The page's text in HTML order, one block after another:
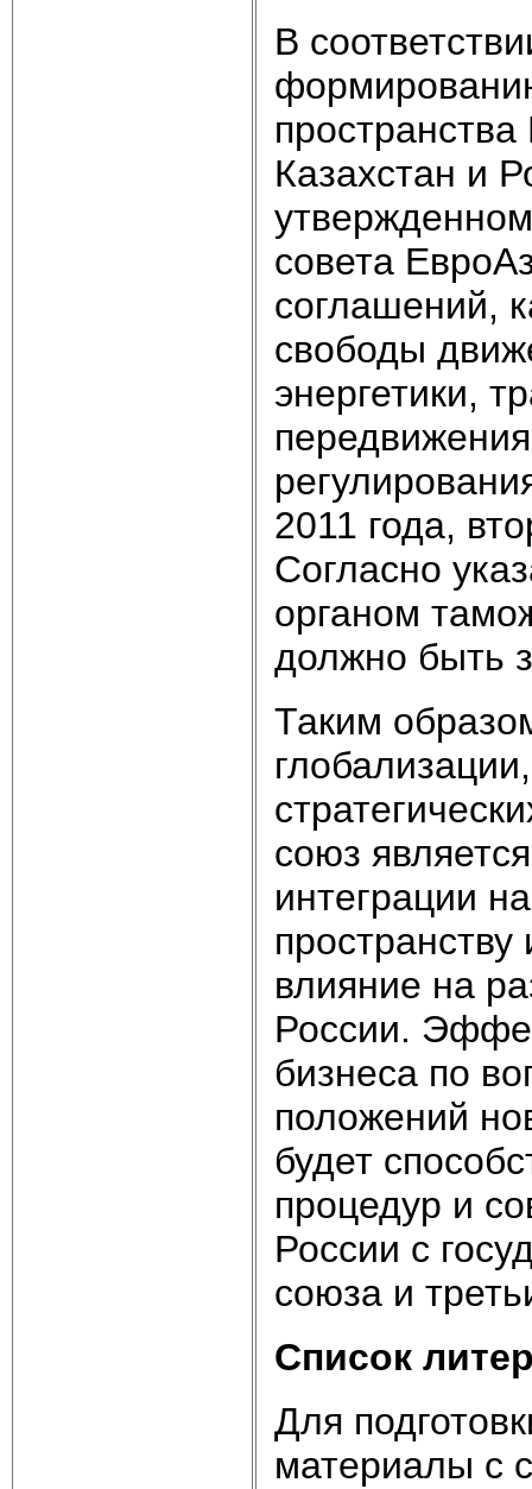
В
Казахстан и
совета
соглашений,
свободы
энергетики,
2011 года,
Согласно
органом
должно быть
Таким
союз
интеграции
влияние на
России.
бизнеса по
положений
будет
процедур и
России с
союза и
Список
Для
материалы с